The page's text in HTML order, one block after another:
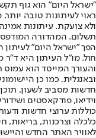
"ישראל היום" הוא גוף
ראוי לעיתונות טובה
ולא צועקת. עיתונות
הפך "ישראל היום"
חול. מו"ל העיתון היא
והעורך המייסד הוא
חדשות מסביב לשעון, תוכן
וידיאו, פודקאסטים
כוללות ערוצי חדשות
לאוויר האתר החדש